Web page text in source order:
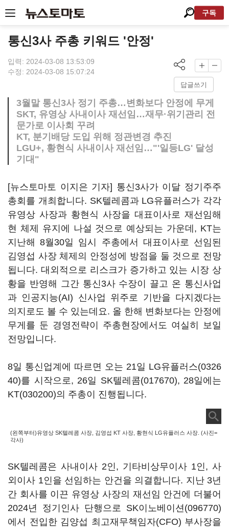
구독
통신3사 주총 키워드 '안정'
입력: 2024-03-08 13:53:09
수정: 2024-03-08 15:07:24
답글쓰기
3월말 통신3사 정기 주총…변화보다 안정에 무게
SKT, 유영상 사내이사 재선임…재무·위기관리 전
문가로 이사회 꾸려
KT, 분기배당 도입 위해 정관변경 추진
LGU+, 황현식 사내이사 재선임…"'일등LG' 달성
기대"
[뉴스토마토 이지은 기자] 통신3사가 이달 정기주주
총회를 개최합니다. SK텔레콤과 LG유플러스가 각각
유영상 사장과 황현식 사장을 대표이사로 재선임해
현 체제 유지에 나설 것으로 예상되는 가운데, KT는
지난해 8월30일 임시 주총에서 대표이사로 선임된
김영섭 사장 체제의 안정성에 방점을 둘 것으로 전망
됩니다. 대외적으로 리스크가 증가하고 있는 시장 상
황을 반영해 그간 통신3사 수장이 끌고 온 통신사업
과 인공지능(AI) 신사업 위주로 기반을 다지겠다는
의지로도 볼 수 있는데요. 올 한해 변화보다는 안정에
무게를 둔 경영전략이 주총현장에서도 여실히 보일
전망입니다.
8일 통신업계에 따르면 오는 21일 LG유플러스(0326
40)를 시작으로, 26일 SK텔레콤(017670), 28일에는
KT(030200)의 주총이 진행됩니다.
(왼쪽부터)유영상 SK텔레콤 사장, 김영섭 KT 사장, 황현식 LG유플러스 사장. (사진=
각사)
SK텔레콤은 사내이사 2인, 기타비상무이사 1인, 사
외이사 1인을 선임하는 안건을 의결합니다. 지난 3년
간 회사를 이끈 유영상 사장의 재선임 안건에 더불어
2024년 정기인사 단행으로 SK이노베이션(096770)
에서 전입한 김양섭 최고재무책임자(CFO) 부사장을